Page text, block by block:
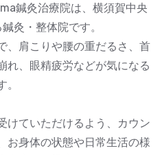
鍼灸治療院は、横須賀中央
灸・整体院です。
、肩こりや腰の重だるさ、首
れ、眼精疲労などが気になる
けていただけるよう、カウン
お身体の状態や日常生活の様